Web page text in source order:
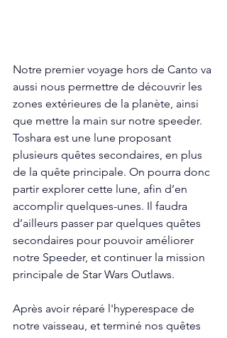
Notre premier voyage hors de Canto va
aussi nous permettre de découvrir les
zones extérieures de la planète, ainsi
que mettre la main sur notre speeder.
Toshara est une lune proposant
plusieurs quêtes secondaires, en plus
de la quête principale. On pourra donc
partir explorer cette lune, afin d’en
accomplir quelques-unes. Il faudra
d’ailleurs passer par quelques quêtes
secondaires pour pouvoir améliorer
notre Speeder, et continuer la mission
principale de Star Wars Outlaws.
Après avoir réparé l'hyperespace de
notre vaisseau, et terminé nos quêtes